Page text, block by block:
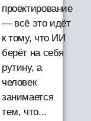
проектирование
— всё это идёт
к тому, что ИИ
берёт на себя
рутину, а
человек
занимается
тем, что...